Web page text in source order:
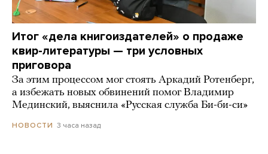
Итог «дела книгоиздателей» о продаже
квир-литературы — три условных
приговора
За этим процессом мог стоять Аркадий Ротенберг,
а избежать новых обвинений помог Владимир
Мединский, выяснила «Русская служба Би-би-си»
НОВОСТИ 3 часа назад